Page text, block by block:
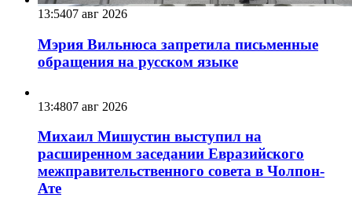
13:5407 авг 2026
Мэрия Вильнюса запретила письменные
обращения на русском языке
13:4807 авг 2026
Михаил Мишустин выступил на
расширенном заседании Евразийского
межправительственного совета в Чолпон-
Ате